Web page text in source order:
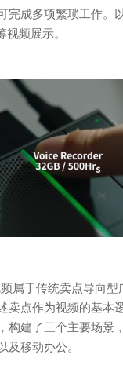
完成多项繁琐工作。
频展示。
属于传统卖点导向型
卖点作为视频的基本
构建了三个主要场景
及移动办公。